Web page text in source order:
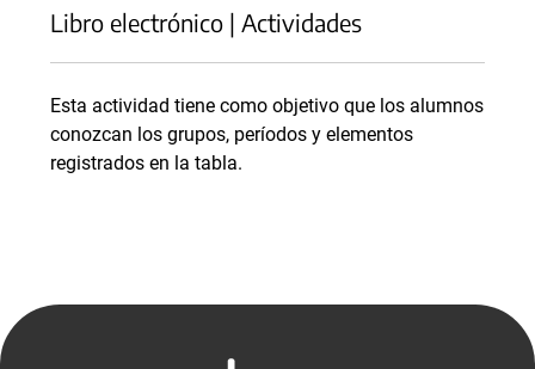
Libro electrónico | Actividades
Esta actividad tiene como objetivo que los alumnos
conozcan los grupos, períodos y elementos
registrados en la tabla.